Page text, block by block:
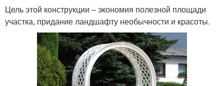
Цель этой конструкции – экономия полезной площади
участка, придание ландшафту необычности и красоты.